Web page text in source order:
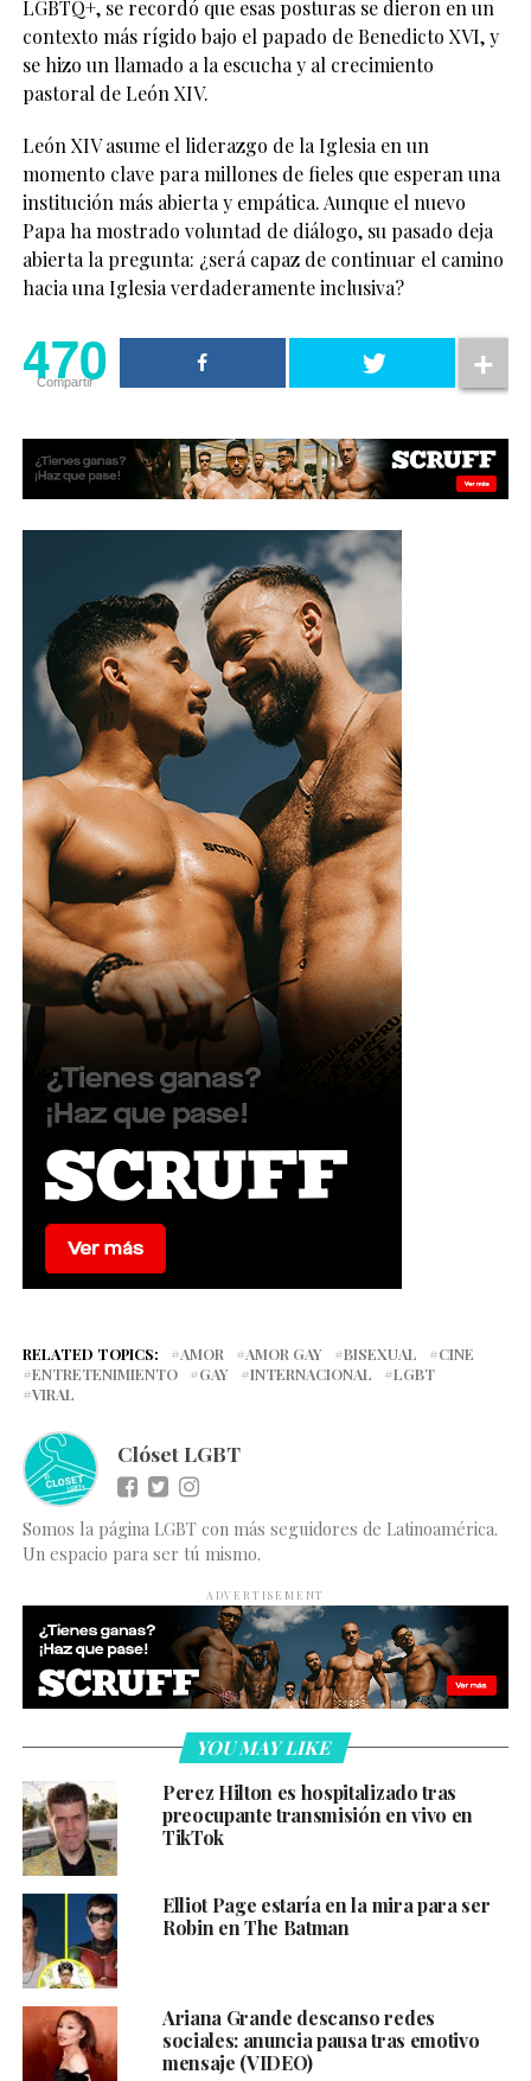
LGBTQ+, se recordó que esas posturas se dieron en un
contexto más rígido bajo el papado de Benedicto XVI, y
se hizo un llamado a la escucha y al crecimiento
pastoral de León XIV.
León XIV asume el liderazgo de la Iglesia en un
momento clave para millones de fieles que esperan una
institución más abierta y empática. Aunque el nuevo
Papa ha mostrado voluntad de diálogo, su pasado deja
abierta la pregunta: ¿será capaz de continuar el camino
hacia una Iglesia verdaderamente inclusiva?
470
Compartir
RELATED TOPICS: AMOR AMOR GAY BISEXUAL
CINE
ENTRETENIMIENTO
GAY INTERNACIONAL
LGBT
VIRAL
Clóset LGBT
Somos la página LGBT con más seguidores de Latinoamérica.
Un espacio para ser tú mismo.
ADVERTISEMENT
YOU MAY LIKE
Perez Hilton es hospitalizado tras
preocupante transmisión en vivo en
TikTok
Elliot Page estaría en la mira para ser
Robin en The Batman
Ariana Grande descanso redes
sociales: anuncia pausa tras emotivo
mensaje (VIDEO)